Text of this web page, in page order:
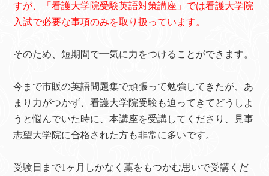
すが、「看護大学院受験英語対策講座」では看護大学院
入試で必要な事項のみを取り扱っています。
そのため、短期間で一気に力をつけることができます。
今まで市販の英語問題集で頑張って勉強してきたが、あ
まり力がつかず、看護大学院受験も迫ってきてどうしよ
うと悩んでいた時に、本講座を受講してくださり、見事
志望大学院に合格された方も非常に多いです。
受験日まで1ヶ月しかなく藁をもつかむ思いで受講くだ